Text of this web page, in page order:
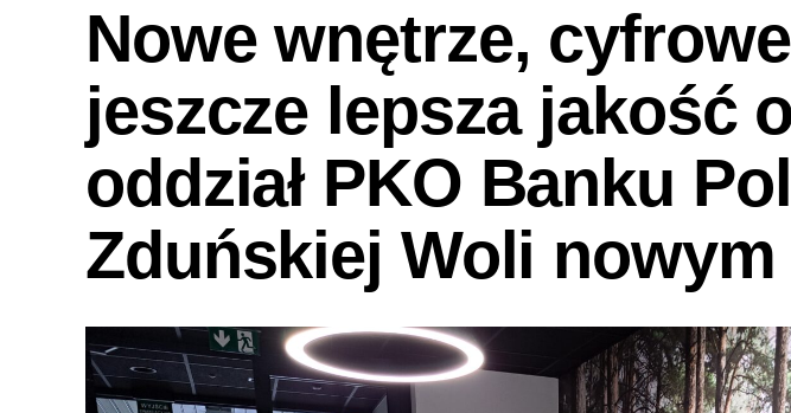
Nowe wnętrze,
jeszcze lepsza jakość
oddział PKO Banku
Zduńskiej Woli